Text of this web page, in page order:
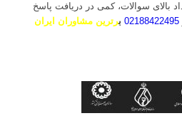
بالای سوالات، کمی در دریافت پاسخ
02188422495 برترین مشاوران ایران